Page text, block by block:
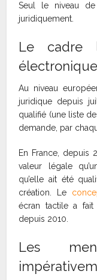
Seul le niveau
juridiquement.
Le cadre
électronique
Au niveau
juridique depuis
qualifié (une liste
demande, par
En France,
valeur légale
qu’elle ait été
création. Le
écran tactile a
depuis 2010.
Les